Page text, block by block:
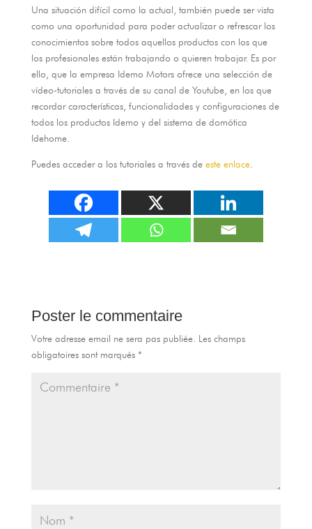
Una situación difí­cil como la actual también puede ser vista
como una oportunidad para poder actualizar o refrescar los
conocimientos sobre todos aquellos productos con los que
los profesionales están trabajando o quieren trabajar. Es por
ello que la empresa Idemo Motors ofrece una selección de
ví­deo-tutoriales a través de su canal de Youtube, en los que
recordar caracterí­sticas, funcionalidades y configuraciones de
todos los productos Idemo y del sistema de domótica
Idehome.
Puedes acceder a los tutoriales a través de este enlace.
Poster le commentaire
Votre adresse email ne sera pas publiée. Les champs
obligatoires sont marqués *